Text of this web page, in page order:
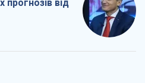
прогнозів від